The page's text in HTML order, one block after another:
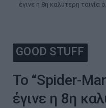
έγινε η 8η καλύτερη
GOOD STUFF
Το “Spider-
έγινε η 8η